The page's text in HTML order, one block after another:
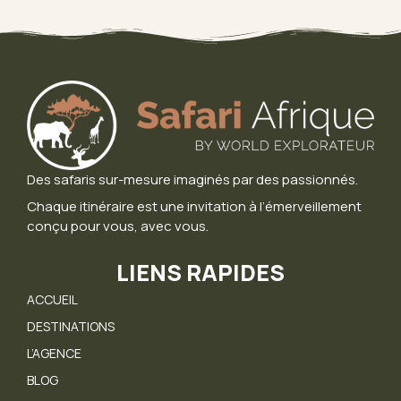
Des safaris sur-mesure imaginés par des passionnés.
Chaque itinéraire est une invitation à l’émerveillement
conçu pour vous, avec vous.
LIENS RAPIDES
ACCUEIL
DESTINATIONS
L’AGENCE
BLOG